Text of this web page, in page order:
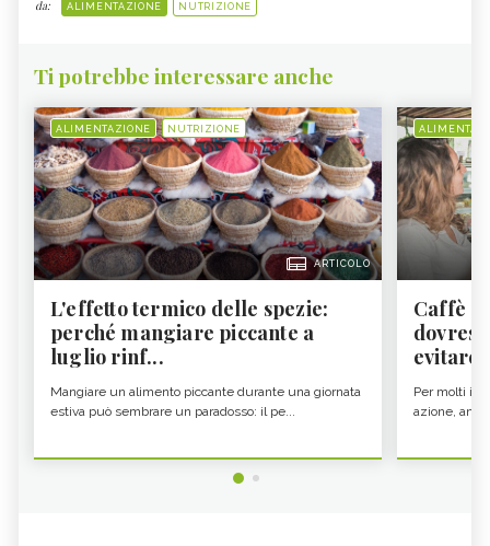
da: ALIMENTAZIONE NUTRIZIONE
Ti potrebbe interessare anche
ALIMENTAZIONE NUTRIZIONE
ARTICOLO
L'effetto termico delle spezie:
perché mangiare piccante a
luglio rinf...
Mangiare un alimento piccante durante una giornata
estiva può sembrare un paradosso: il pe...
Caffè
evitare
Per molti il
azione,